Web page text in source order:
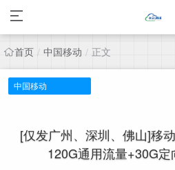
首页 / 中国移动 / 正文
中国移动
[仅发广州、深圳、佛山]移
120G通用流量+30G